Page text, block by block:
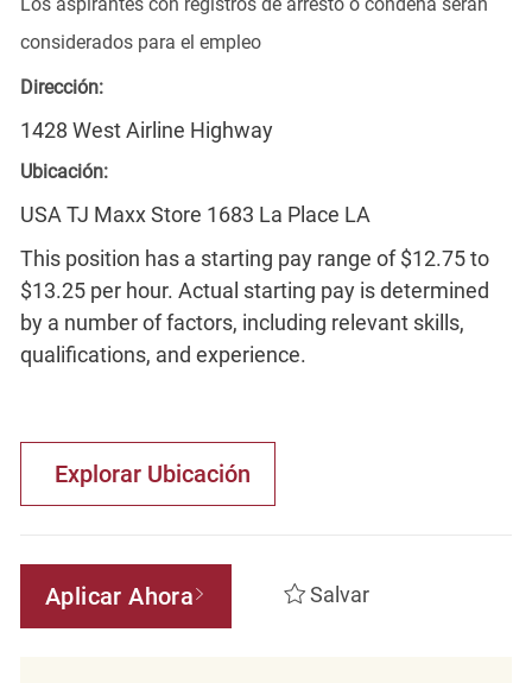
considerados para el empleo
Dirección:
1428 West Airline Highway
Ubicación:
USA TJ Maxx Store 1683 La Place LA
This position has a starting pay range of $12.75 to
$13.25 per hour. Actual starting pay is determined
by a number of factors, including relevant skills,
qualifications, and experience.
Explorar Ubicación
Aplicar Ahora Salvar